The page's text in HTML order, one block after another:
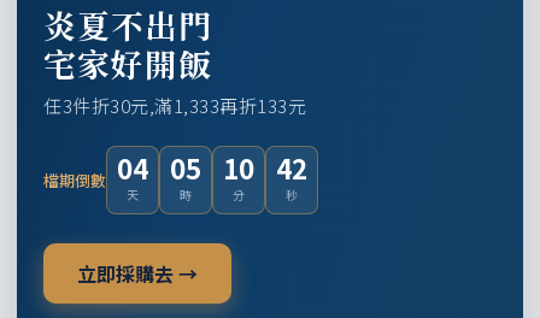
炎夏不出門
宅家好開飯
任3件折30元,滿1,333再折133元
檔期倒數 04
天
05
時
10
分
41
秒
立即採購去 →